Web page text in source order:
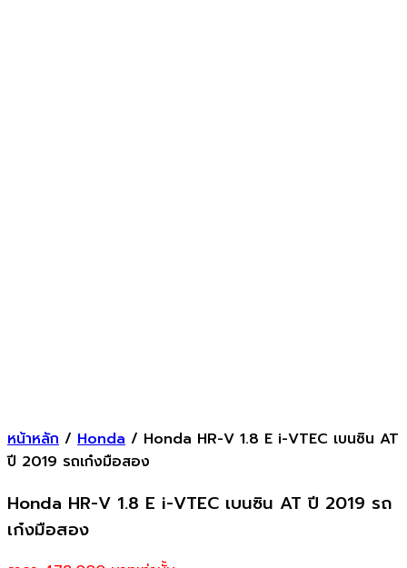
หน้าหลัก / Honda / Honda HR-V 1.8 E i-VTEC เบนซิน AT
ปี 2019 รถเก๋งมือสอง
Honda HR-V 1.8 E i-VTEC เบนซิน AT ปี 2019 รถ
เก๋งมือสอง